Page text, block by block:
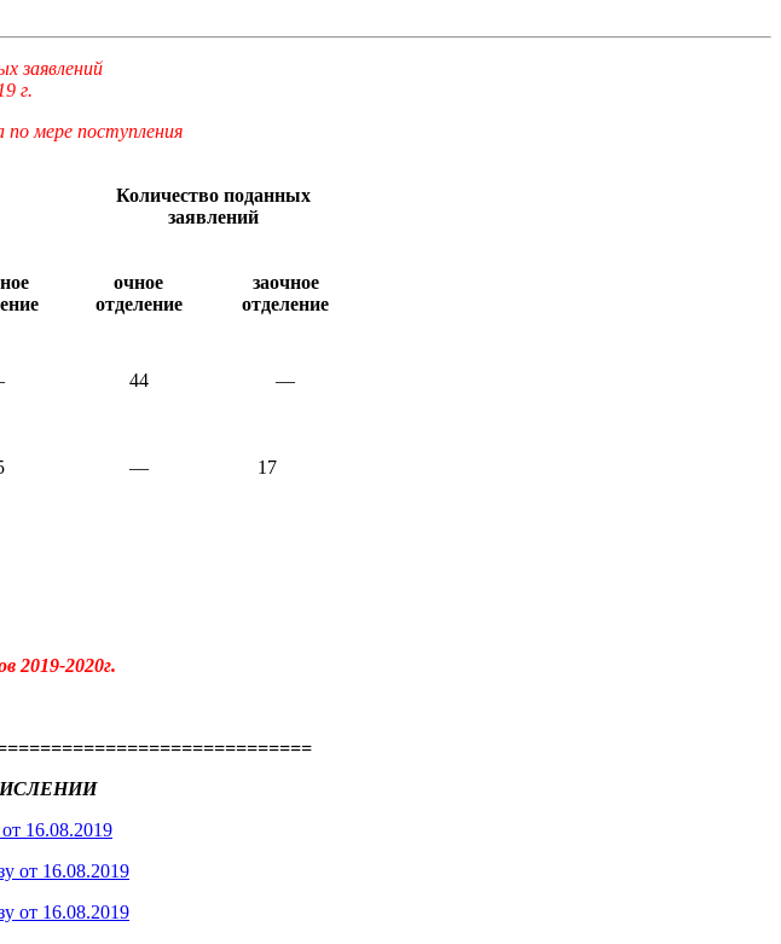
заявлений
г.
мере поступления
Количество поданных
заявлений
очное
отделение
заочное
отделение
44 —
— 17
2019-2020г.
16.08.2019
от 16.08.2019
от 16.08.2019